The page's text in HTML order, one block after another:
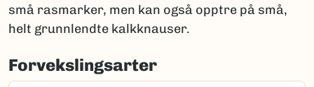
små rasmarker, men kan også opptre på små,
helt grunnlendte kalkknauser.
Forvekslingsarter